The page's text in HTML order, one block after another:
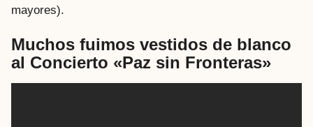
mayores).
Muchos fuimos vestidos de blanco
al Concierto «Paz sin Fronteras»